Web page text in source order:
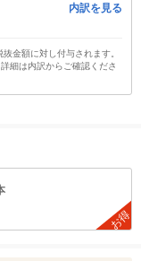
内訳を見る
金額に対し付与されます。
細は内訳からご確認くださ
お得